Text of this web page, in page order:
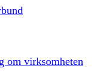
om virksomheten